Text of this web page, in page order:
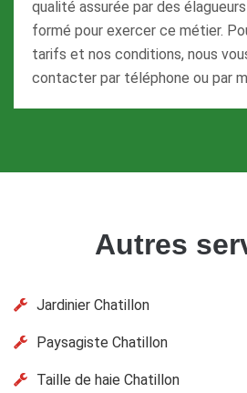
qualité assurée par des
formé pour exercer ce métier.
tarifs et nos conditions, nous
contacter par téléphone ou par
Autres
Jardinier Chatillon
Paysagiste Chatillon
Taille de haie Chatillon